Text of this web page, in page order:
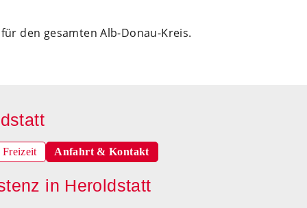
den gesamten Alb-Donau-Kreis.
Freizeit Anfahrt & Kontakt
in Heroldstatt